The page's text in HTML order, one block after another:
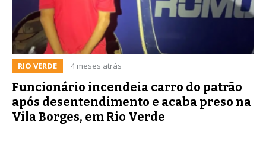
RIO VERDE 4 meses atrás
Funcionário incendeia carro do patrão
após desentendimento e acaba preso na
Vila Borges, em Rio Verde